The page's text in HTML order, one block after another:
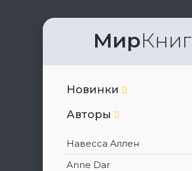
МирКниг
Новинки
Авторы
Навесса Аллен
Anne Dar